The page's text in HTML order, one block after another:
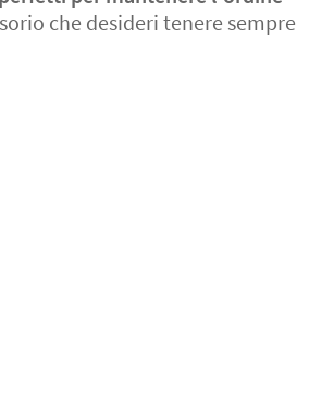
che desideri tenere sempre